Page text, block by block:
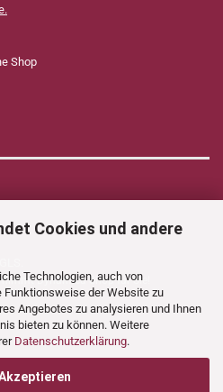
Cookies und andere
Technologien, auch von
Funktionsweise der Website zu
Angebotes zu analysieren und Ihnen
bieten zu können. Weitere
Datenschutzerklärung.
Dynamica Shop für Sie!